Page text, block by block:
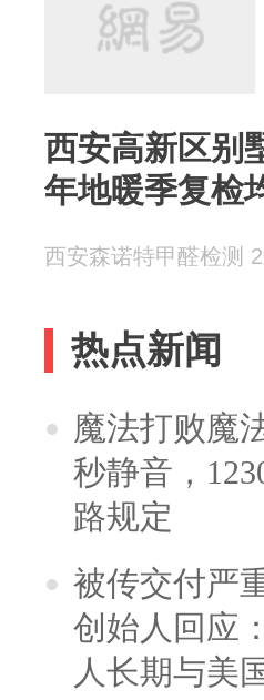
西安高新区别
年地暖季复检
西安森诺特甲醛检测
热点新闻
魔法打败魔
秒静音，
路规定
被传交付严
创始人回应
人长期与美